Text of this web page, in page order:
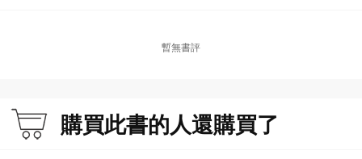
家、文化評論家，畢業自比奇克羅夫特高中（Beechcroft High School），著作
國家書卷獎（National Book Award）決選。第一本完整詩集《王冠不值幾個錢》
（The Crown Ain't Worth Much）入圍艾瑞克・賀佛爾圖書獎（Eric Hoffer Book
暫無書評
購買此書的人還購買了